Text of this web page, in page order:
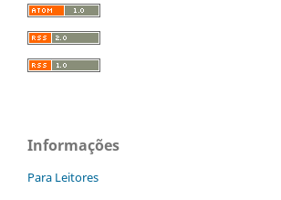
Informações
Para Leitores